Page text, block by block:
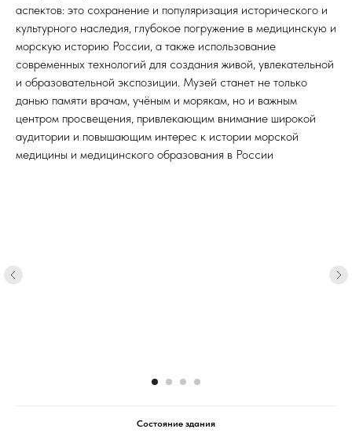
аспектов: это сохранение и популяризация исторического и
культурного наследия, глубокое погружение в медицинскую и
морскую историю России, а также использование
современных технологий для создания живой, увлекательной
и образовательной экспозиции. Музей станет не только
данью памяти врачам, учёным и морякам, но и важным
центром просвещения, привлекающим внимание широкой
аудитории и повышающим интерес к истории морской
медицины и медицинского образования в России
Состояние здания